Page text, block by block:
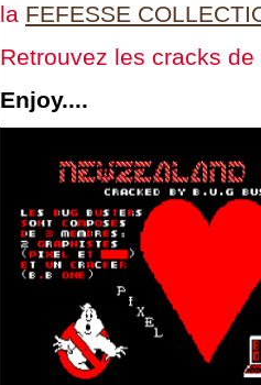
la FEFESSE
Retrouvez les cracks de
Enjoy....